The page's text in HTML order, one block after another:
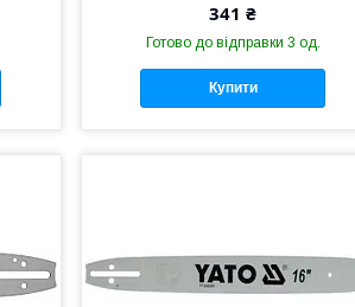
341 ₴
Готово до відправки 3 од.
Купити